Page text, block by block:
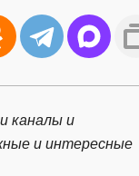
каналы и
и интересные